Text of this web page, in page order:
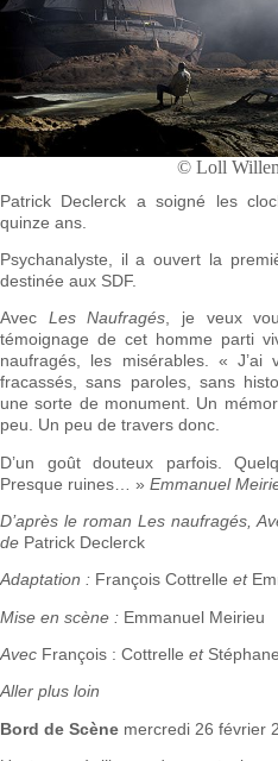
© Loll
Patrick Declerck a soigné les
quinze ans.
Psychanalyste, il a ouvert la
destinée aux SDF.
Avec Les Naufragés, je veux
témoignage de cet homme parti
naufragés, les misérables. « J’ai
fracassés, sans paroles, sans
une sorte de monument. Un
peu. Un peu de travers donc.
D’un goût douteux parfois.
Presque ruines… » Emmanuel
D’après le roman Les naufragés,
de Patrick Declerck
Adaptation : François Cottrelle et
Mise en scène : Emmanuel Meirieu
Avec François : Cottrelle et
Aller plus loin
Bord de Scène mercredi 26 février